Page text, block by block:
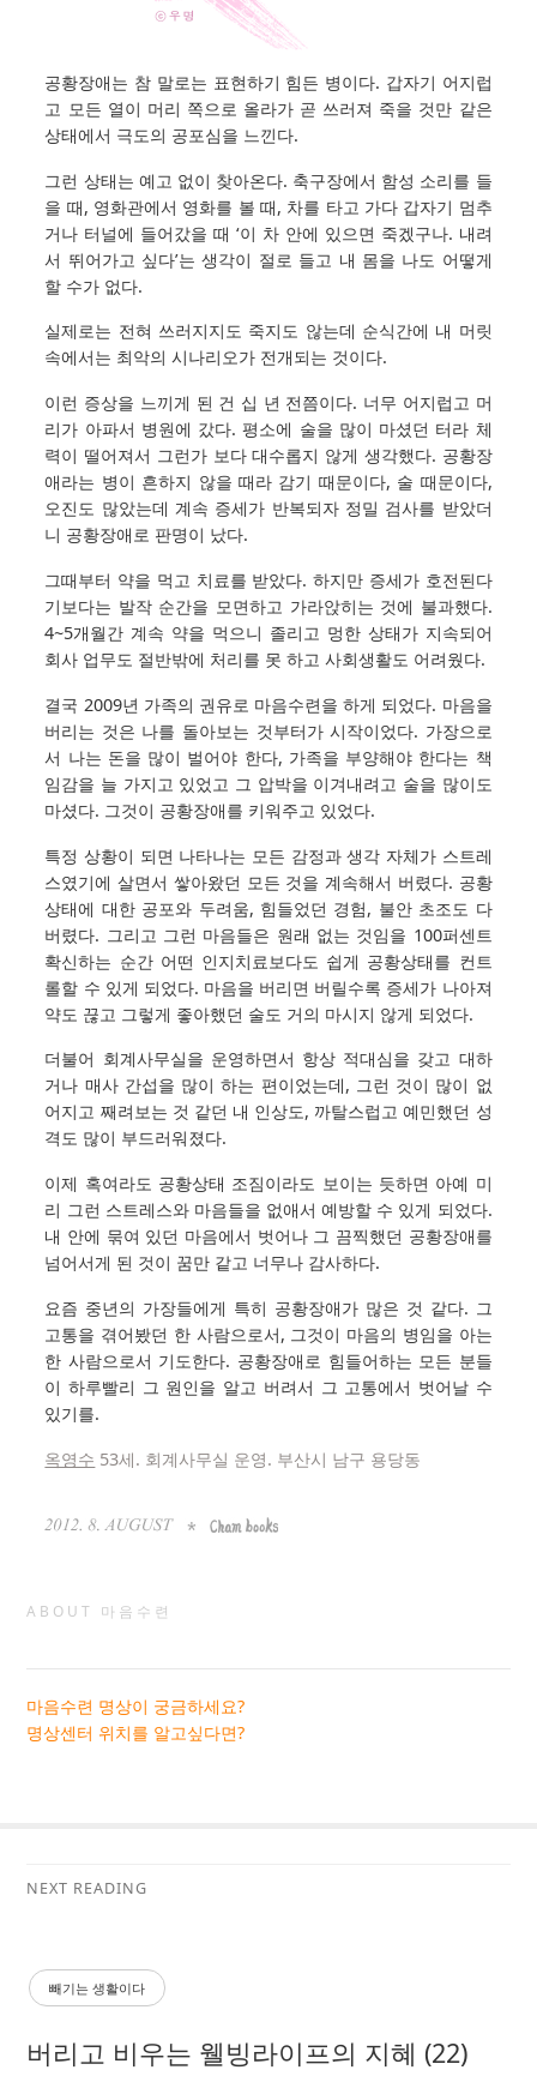
공황장애는 참 말로는 표현하기 힘든 병이다. 갑자기 어지럽
고 모든 열이 머리 쪽으로 올라가 곧 쓰러져 죽을 것만 같은
상태에서 극도의 공포심을 느낀다.
그런 상태는 예고 없이 찾아온다. 축구장에서 함성 소리를 들
을 때, 영화관에서 영화를 볼 때, 차를 타고 가다 갑자기 멈추
거나 터널에 들어갔을 때 ‘이 차 안에 있으면 죽겠구나. 내려
서 뛰어가고 싶다’는 생각이 절로 들고 내 몸을 나도 어떻게
할 수가 없다.
실제로는 전혀 쓰러지지도 죽지도 않는데 순식간에 내 머릿
속에서는 최악의 시나리오가 전개되는 것이다.
이런 증상을 느끼게 된 건 십 년 전쯤이다. 너무 어지럽고 머
리가 아파서 병원에 갔다. 평소에 술을 많이 마셨던 터라 체
력이 떨어져서 그런가 보다 대수롭지 않게 생각했다. 공황장
애라는 병이 흔하지 않을 때라 감기 때문이다, 술 때문이다,
오진도 많았는데 계속 증세가 반복되자 정밀 검사를 받았더
니 공황장애로 판명이 났다.
그때부터 약을 먹고 치료를 받았다. 하지만 증세가 호전된다
기보다는 발작 순간을 모면하고 가라앉히는 것에 불과했다.
4~5개월간 계속 약을 먹으니 졸리고 멍한 상태가 지속되어
회사 업무도 절반밖에 처리를 못 하고 사회생활도 어려웠다.
결국 2009년 가족의 권유로 마음수련을 하게 되었다. 마음을
버리는 것은 나를 돌아보는 것부터가 시작이었다. 가장으로
서 나는 돈을 많이 벌어야 한다, 가족을 부양해야 한다는 책
임감을 늘 가지고 있었고 그 압박을 이겨내려고 술을 많이도
마셨다. 그것이 공황장애를 키워주고 있었다.
특정 상황이 되면 나타나는 모든 감정과 생각 자체가 스트레
스였기에 살면서 쌓아왔던 모든 것을 계속해서 버렸다. 공황
상태에 대한 공포와 두려움, 힘들었던 경험, 불안 초조도 다
버렸다. 그리고 그런 마음들은 원래 없는 것임을 100퍼센트
확신하는 순간 어떤 인지치료보다도 쉽게 공황상태를 컨트
롤할 수 있게 되었다. 마음을 버리면 버릴수록 증세가 나아져
약도 끊고 그렇게 좋아했던 술도 거의 마시지 않게 되었다.
더불어 회계사무실을 운영하면서 항상 적대심을 갖고 대하
거나 매사 간섭을 많이 하는 편이었는데, 그런 것이 많이 없
어지고 째려보는 것 같던 내 인상도, 까탈스럽고 예민했던 성
격도 많이 부드러워졌다.
이제 혹여라도 공황상태 조짐이라도 보이는 듯하면 아예 미
리 그런 스트레스와 마음들을 없애서 예방할 수 있게 되었다.
내 안에 묶여 있던 마음에서 벗어나 그 끔찍했던 공황장애를
넘어서게 된 것이 꿈만 같고 너무나 감사하다.
요즘 중년의 가장들에게 특히 공황장애가 많은 것 같다. 그
고통을 겪어봤던 한 사람으로서, 그것이 마음의 병임을 아는
한 사람으로서 기도한다. 공황장애로 힘들어하는 모든 분들
이 하루빨리 그 원인을 알고 버려서 그 고통에서 벗어날 수
있기를.
옥영수 53세. 회계사무실 운영. 부산시 남구 용당동
ABOUT 마음수련
마음수련 명상이 궁금하세요?
명상센터 위치를 알고싶다면?
NEXT READING
빼기는 생활이다
버리고 비우는 웰빙라이프의 지혜 (22)